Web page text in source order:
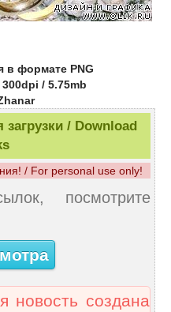
в формате PNG
300dpi / 5.75mb
/ Download
/ For personal use only!
посмотрите
новость создана